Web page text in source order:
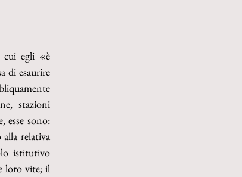
cui egli «è
di esaurire
stazioni
esse sono:
relativa
istitutivo
loro vite; il